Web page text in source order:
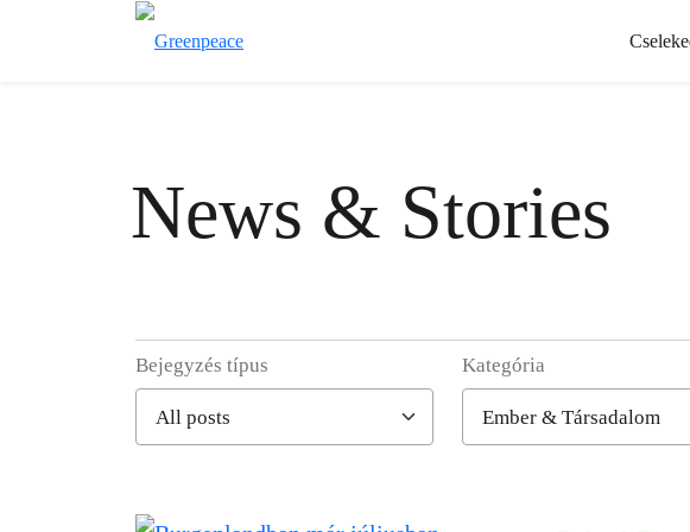
News & Stories
Filter posts
Bejegyzés típus Kategória